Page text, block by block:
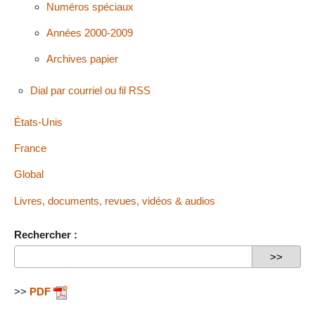
Numéros spéciaux
Années 2000-2009
Archives papier
Dial par courriel ou fil RSS
États-Unis
France
Global
Livres, documents, revues, vidéos & audios
Rechercher :
>> PDF